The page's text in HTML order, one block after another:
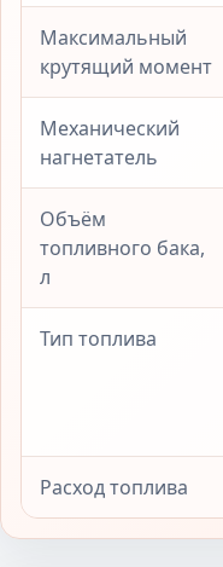
Максимальный
крутящий момент
Механический
нагнетатель
Объём
топливного бака,
л
Тип топлива
Расход топлива